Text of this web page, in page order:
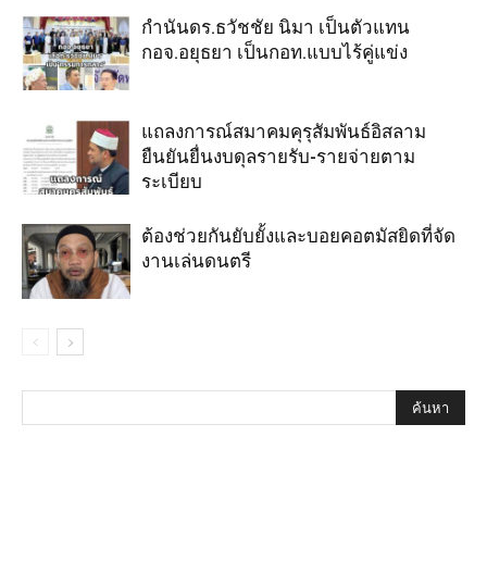
กำนันดร.ธวัชชัย นิมา เป็นตัวแทน
กอจ.อยุธยา เป็นกอท.แบบไร้คู่แข่ง
แถลงการณ์สมาคมคุรุสัมพันธ์อิสลาม
ยืนยันยื่นงบดุลรายรับ-รายจ่ายตาม
ระเบียบ
ต้องช่วยกันยับยั้งและบอยคอตมัสยิดที่จัด
งานเล่นดนตรี